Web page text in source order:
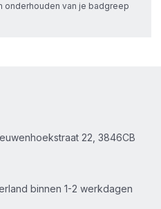
onderhouden van je badgreep
22, 3846CB
binnen 1-2 werkdagen